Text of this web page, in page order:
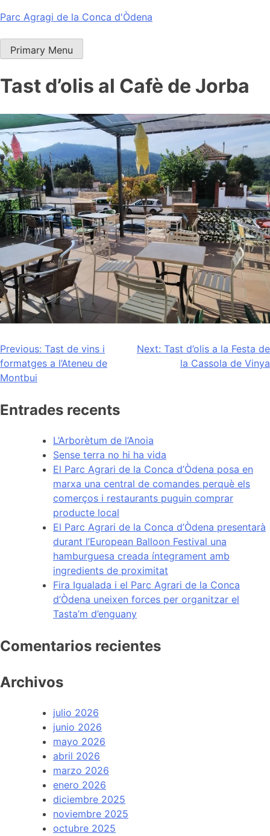
Skip
content
Parc Agragi de la Conca d'Òdena
Primary Menu
Tast d’olis al Cafè de Jorba
Navegación
de
Previous: Tast de vins i
formatges a l’Ateneu de
Montbui
Next: Tast d’olis a la Festa de
la Cassola de Vinya
Entrades recents
L’Arborètum de l’Anoia
Sense terra no hi ha vida
El Parc Agrari de la Conca d’Òdena posa en
marxa una central de comandes perquè els
comerços i restaurants puguin comprar
producte local
El Parc Agrari de la Conca d’Òdena presentarà
durant l’European Balloon Festival una
hamburguesa creada íntegrament amb
ingredients de proximitat
Fira Igualada i el Parc Agrari de la Conca
d’Òdena uneixen forces per organitzar el
Tasta’m d’enguany
Comentarios recientes
Archivos
julio 2026
junio 2026
mayo 2026
abril 2026
marzo 2026
enero 2026
diciembre 2025
noviembre 2025
octubre 2025